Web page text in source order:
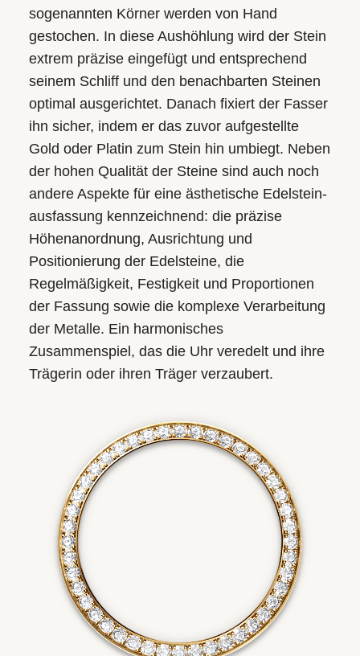
sogenannten Körner werden von Hand
gestochen. In diese Aushöhlung wird der Stein
extrem präzise eingefügt und entsprechend
seinem Schliff und den benachbarten Steinen
optimal ausgerichtet. Danach fixiert der Fasser
ihn sicher, indem er das zuvor aufgestellte
Gold oder Platin zum Stein hin umbiegt. Neben
der hohen Qualität der Steine sind auch noch
andere Aspekte für eine ästhetische Edelstein­
ausfassung kennzeichnend: die präzise
Höhen­anordnung, Ausrichtung und
Positionierung der Edelsteine, die
Regelmäßigkeit, Festigkeit und Proportionen
der Fassung sowie die komplexe Verarbeitung
der Metalle. Ein harmonisches
Zusammenspiel, das die Uhr veredelt und ihre
Trägerin oder ihren Träger verzaubert.